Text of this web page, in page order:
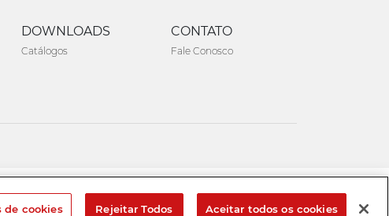
DOWNLOADS
Catálogos
CONTATO
Fale Conosco
de cookies Rejeitar Todos Aceitar todos os cookies